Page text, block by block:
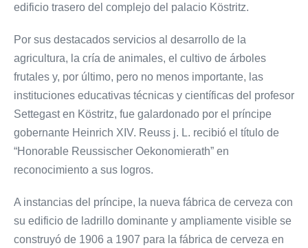
edificio trasero del complejo del palacio Köstritz.
Por sus destacados servicios al desarrollo de la
agricultura, la cría de animales, el cultivo de árboles
frutales y, por último, pero no menos importante, las
instituciones educativas técnicas y científicas del profesor
Settegast en Köstritz, fue galardonado por el príncipe
gobernante Heinrich XIV. Reuss j. L. recibió el título de
“Honorable Reussischer Oekonomierath” en
reconocimiento a sus logros.
A instancias del príncipe, la nueva fábrica de cerveza con
su edificio de ladrillo dominante y ampliamente visible se
construyó de 1906 a 1907 para la fábrica de cerveza en